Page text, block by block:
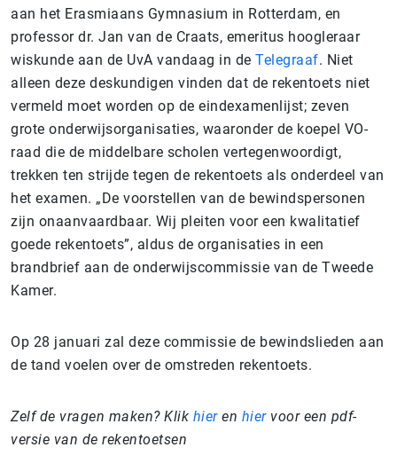
aan het Erasmiaans Gymnasium in Rotterdam, en
professor dr. Jan van de Craats, emeritus hoogleraar
wiskunde aan de UvA vandaag in de Telegraaf. Niet
alleen deze deskundigen vinden dat de rekentoets niet
vermeld moet worden op de eindexamenlijst; zeven
grote onderwijsorganisaties, waaronder de koepel VO-
raad die de middelbare scholen vertegenwoordigt,
trekken ten strijde tegen de rekentoets als onderdeel van
het examen. „De voorstellen van de bewindspersonen
zijn onaanvaardbaar. Wij pleiten voor een kwalitatief
goede rekentoets”, aldus de organisaties in een
brandbrief aan de onderwijscommissie van de Tweede
Kamer.
Op 28 januari zal deze commissie de bewindslieden aan
de tand voelen over de omstreden rekentoets.
Zelf de vragen maken? Klik hier en hier voor een pdf-
versie van de rekentoetsen